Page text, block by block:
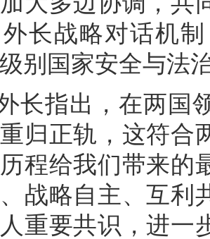
长战略对话机
别国家安全与法
长指出，在两国
归正轨，这符合
程给我们带来的
战略自主、互利
重要共识，进一